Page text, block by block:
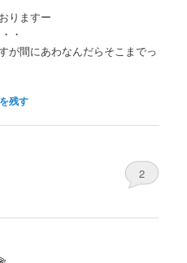
りますー
・
が間にあわなんだらそこまでっ
残す
2